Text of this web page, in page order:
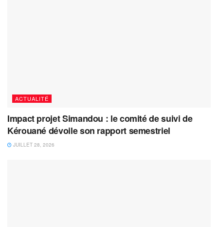
ACTUALITÉ
Impact projet Simandou : le comité de suivi de
Kérouané dévoile son rapport semestriel
JUILLET 28, 2026